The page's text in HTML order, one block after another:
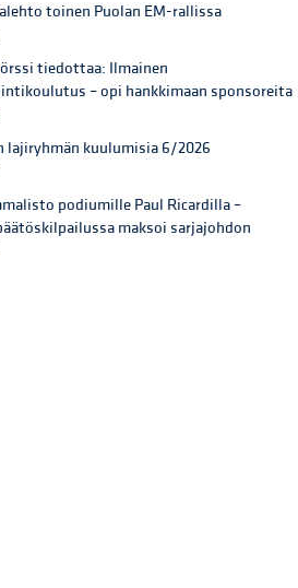
toinen Puolan EM-rallissa
tiedottaa: Ilmainen
– opi hankkimaan sponsoreita
lajiryhmän kuulumisia 6/2026
podiumille Paul Ricardilla –
maksoi sarjajohdon